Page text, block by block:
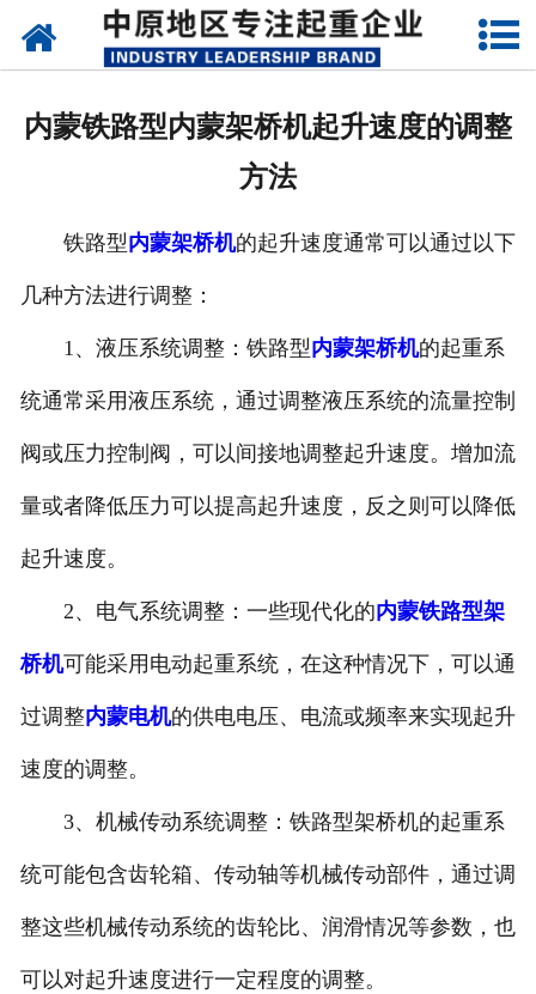
网站首页
企业视频
成功案例
联系我们
内蒙铁路型内蒙架桥机起升速度的调整
方法
铁路型内蒙架桥机的起升速度通常可以通过以下
几种方法进行调整：
1、液压系统调整：铁路型内蒙架桥机的起重系
统通常采用液压系统，通过调整液压系统的流量控制
阀或压力控制阀，可以间接地调整起升速度。增加流
量或者降低压力可以提高起升速度，反之则可以降低
起升速度。
2、电气系统调整：一些现代化的内蒙铁路型架
桥机可能采用电动起重系统，在这种情况下，可以通
过调整内蒙电机的供电电压、电流或频率来实现起升
速度的调整。
3、机械传动系统调整：铁路型架桥机的起重系
统可能包含齿轮箱、传动轴等机械传动部件，通过调
整这些机械传动系统的齿轮比、润滑情况等参数，也
可以对起升速度进行一定程度的调整。